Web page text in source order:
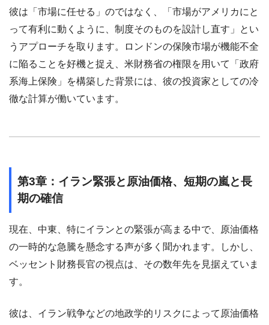
彼は「市場に任せる」のではなく、「市場がアメリカにと
って有利に動くように、制度そのものを設計し直す」とい
うアプローチを取ります。ロンドンの保険市場が機能不全
に陥ることを好機と捉え、米財務省の権限を用いて「政府
系海上保険」を構築した背景には、彼の投資家としての冷
徹な計算が働いています。
第3章：イラン緊張と原油価格、短期の嵐と長
期の確信
現在、中東、特にイランとの緊張が高まる中で、原油価格
の一時的な急騰を懸念する声が多く聞かれます。しかし、
ベッセント財務長官の視点は、その数年先を見据えていま
す。
彼は、イラン戦争などの地政学的リスクによって原油価格